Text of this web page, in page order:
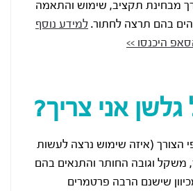
מבחינת תקציב, שימוש והתאמה
הים בהם תרצה לחתור. למידע נוסף
היכנסו >>
גלשן אני צריך?
הצורך (איזה שימוש נרצה לעשות
משקל וגובה החותר והתנאים בהם
שישנם הרבה פרטמרים